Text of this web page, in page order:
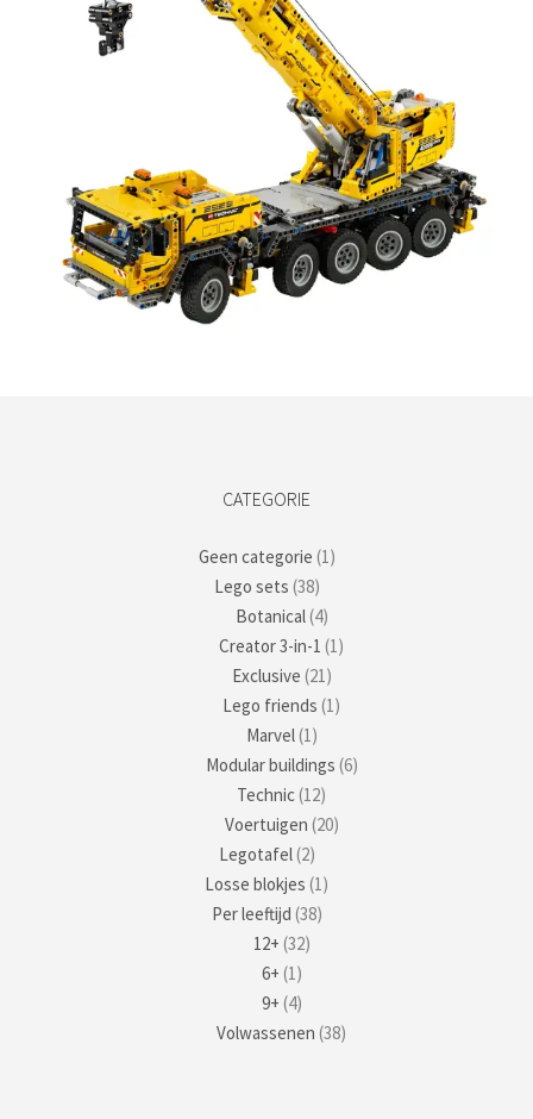
CATEGORIE
Geen categorie (1)
Lego sets (38)
Botanical(4)
Creator 3-in-1 (1)
Exclusive (21)
Lego friends (1)
Marvel(1)
Modular buildings (6)
Technic(12)
Voertuigen (20)
Legotafel(2)
Losse blokjes (1)
Per leeftijd (38)
12+ (32)
6+ (1)
9+ (4)
Volwassenen (38)